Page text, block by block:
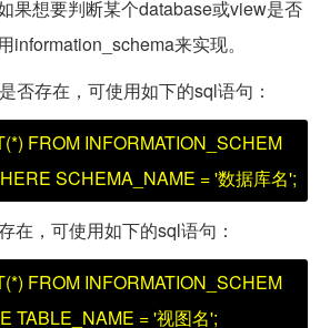
果想要判断某个database或view是否
information_schema来实现。
否存在，可使用如下的sql语句：
FROM INFORMATION_SCHEM
SCHEMA_NAME = '数据库名';
在，可使用如下的sql语句：
FROM INFORMATION_SCHEM
TABLE_NAME = '视图名';